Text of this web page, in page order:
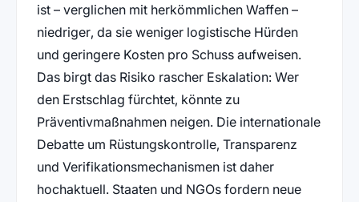
ist – verglichen mit herkömmlichen Waffen –
niedriger, da sie weniger logistische Hürden
und geringere Kosten pro Schuss aufweisen.
Das birgt das Risiko rascher Eskalation: Wer
den Erstschlag fürchtet, könnte zu
Präventivmaßnahmen neigen. Die internationale
Debatte um Rüstungskontrolle, Transparenz
und Verifikationsmechanismen ist daher
hochaktuell. Staaten und NGOs fordern neue